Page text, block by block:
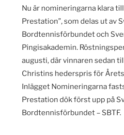
Nu är nomineringarna klara
Prestation”, som delas ut av
Bordtennisförbundet och
Pingisakademin.
augusti, där vinnaren sedan
Christins hederspris för
Inlägget Nomineringarna
Prestation dök först upp på
Bordtennisförbundet – SBTF.